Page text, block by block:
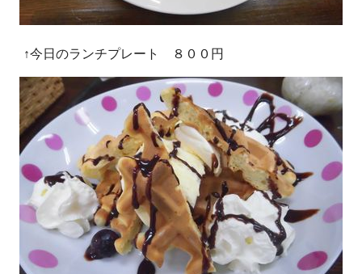
↑今日のランチプレート ８００円